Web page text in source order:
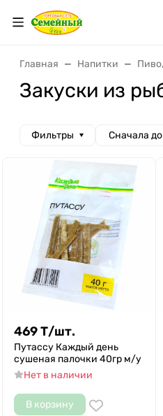
Главная Напитки
Закуски из
Фильтры Сначала
469Т/шт.
Путассу Каждый день
сушеная палочки 40гр м/у
Нет в наличии
В корзину